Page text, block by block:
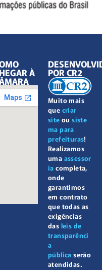
À
Muito mais
que criar
site ousiste
ma para
prefeituras!
Realizamos
uma assessor
ia completa,
onde
garantimos
em contrato
que todas as
exigências
das leis de
transparênci
a
pública serão
atendidas.
POR CR2